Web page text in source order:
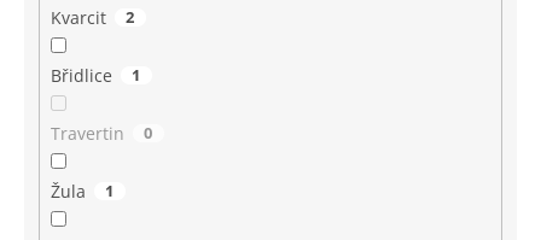
Kvarcit 2
Břidlice 1
Travertin 0
Žula 1